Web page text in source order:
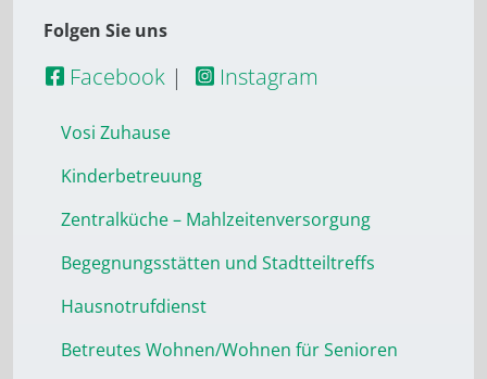
Folgen Sie uns
Facebook | Instagram
Vosi Zuhause
Kinderbetreuung
Zentralküche – Mahlzeitenversorgung
Begegnungsstätten und Stadtteiltreffs
Hausnotrufdienst
Betreutes Wohnen/Wohnen für Senioren